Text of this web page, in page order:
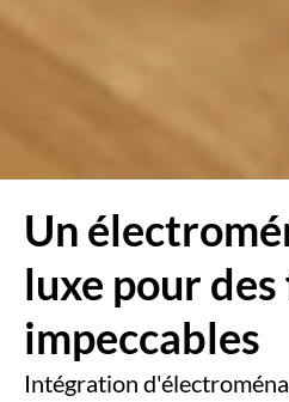
Intégration
Un
luxe pour
impeccables